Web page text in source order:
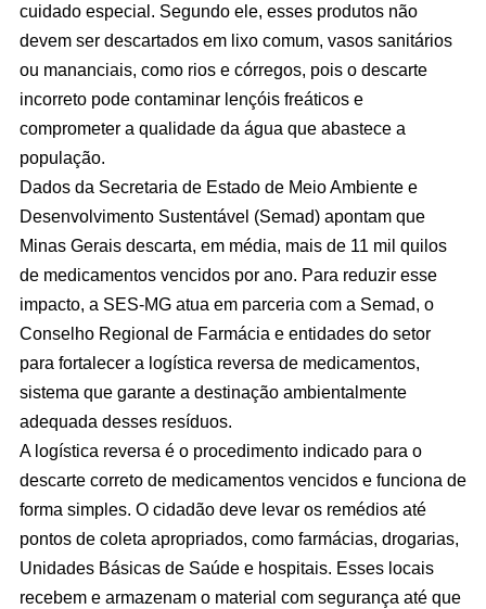
cuidado especial. Segundo ele, esses produtos não
devem ser descartados em lixo comum, vasos sanitários
ou mananciais, como rios e córregos, pois o descarte
incorreto pode contaminar lençóis freáticos e
comprometer a qualidade da água que abastece a
população.
Dados da Secretaria de Estado de Meio Ambiente e
Desenvolvimento Sustentável (Semad) apontam que
Minas Gerais descarta, em média, mais de 11 mil quilos
de medicamentos vencidos por ano. Para reduzir esse
impacto, a SES-MG atua em parceria com a Semad, o
Conselho Regional de Farmácia e entidades do setor
para fortalecer a logística reversa de medicamentos,
sistema que garante a destinação ambientalmente
adequada desses resíduos.
A logística reversa é o procedimento indicado para o
descarte correto de medicamentos vencidos e funciona de
forma simples. O cidadão deve levar os remédios até
pontos de coleta apropriados, como farmácias, drogarias,
Unidades Básicas de Saúde e hospitais. Esses locais
recebem e armazenam o material com segurança até que